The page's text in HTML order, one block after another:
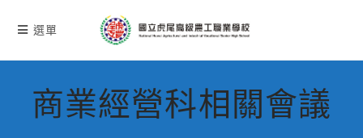
選單
商業經營科相關會議